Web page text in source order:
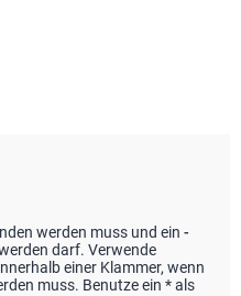
werden muss und ein -
darf. Verwende
einer Klammer, wenn
muss. Benutze ein * als